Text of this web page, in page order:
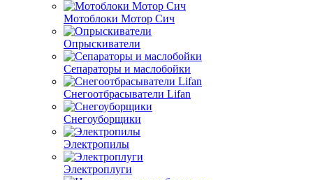
Мотоблоки Мотор Сич
Опрыскиватели
Сепараторы и маслобойки
Снегоотбрасыватели Lifan
Снегоуборщики
Электропилы
Электроплуги